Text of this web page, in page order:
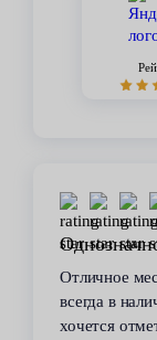
Отличное
всегда в
хочется